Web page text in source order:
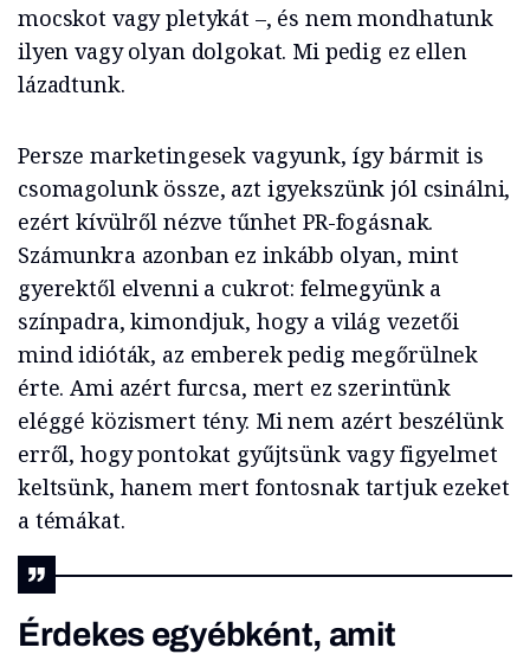
mocskot vagy pletykát –, és nem mondhatunk
ilyen vagy olyan dolgokat. Mi pedig ez ellen
lázadtunk.
Persze marketingesek vagyunk, így bármit is
csomagolunk össze, azt igyekszünk jól csinálni,
ezért kívülről nézve tűnhet PR-fogásnak.
Számunkra azonban ez inkább olyan, mint
gyerektől elvenni a cukrot: felmegyünk a
színpadra, kimondjuk, hogy a világ vezetői
mind idióták, az emberek pedig megőrülnek
érte. Ami azért furcsa, mert ez szerintünk
eléggé közismert tény. Mi nem azért beszélünk
erről, hogy pontokat gyűjtsünk vagy figyelmet
keltsünk, hanem mert fontosnak tartjuk ezeket
a témákat.
Érdekes egyébként, amit